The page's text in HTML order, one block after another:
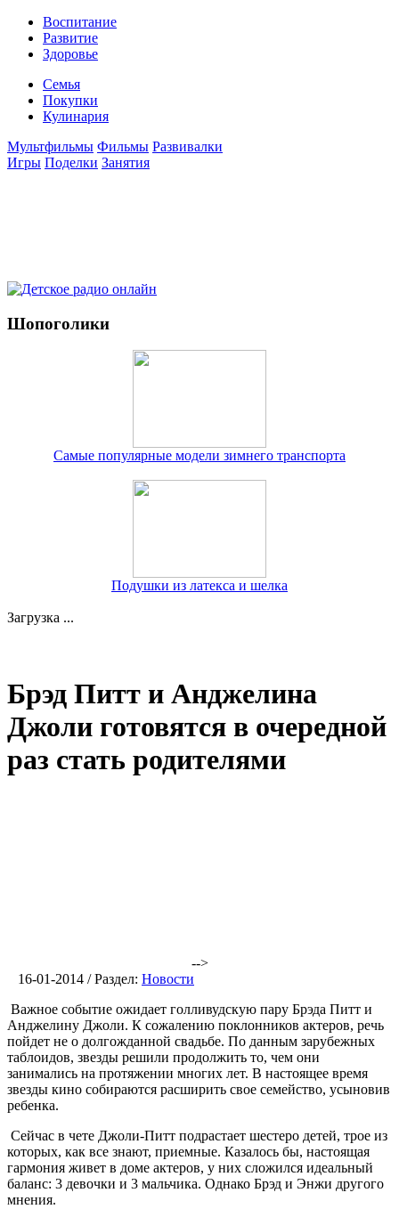
Воспитание
Развитие
Здоровье
Семья
Покупки
Кулинария
Мультфильмы Фильмы Развивалки
Игры Поделки Занятия
Шопоголики
Самые популярные модели зимнего транспорта
Подушки из латекса и шелка
Загрузка ...
Брэд Питт и Анджелина
Джоли готовятся в очередной
раз стать родителями
-->
16-01-2014 / Раздел: Новости
Важное событие ожидает голливудскую пару Брэда Питт и
Анджелину Джоли. К сожалению поклонников актеров, речь
пойдет не о долгожданной свадьбе. По данным зарубежных
таблоидов, звезды решили продолжить то, чем они
занимались на протяжении многих лет. В настоящее время
звезды кино собираются расширить свое семейство, усыновив
ребенка.
Сейчас в чете Джоли-Питт подрастает шестеро детей, трое из
которых, как все знают, приемные. Казалось бы, настоящая
гармония живет в доме актеров, у них сложился идеальный
баланс: 3 девочки и 3 мальчика. Однако Брэд и Энжи другого
мнения.